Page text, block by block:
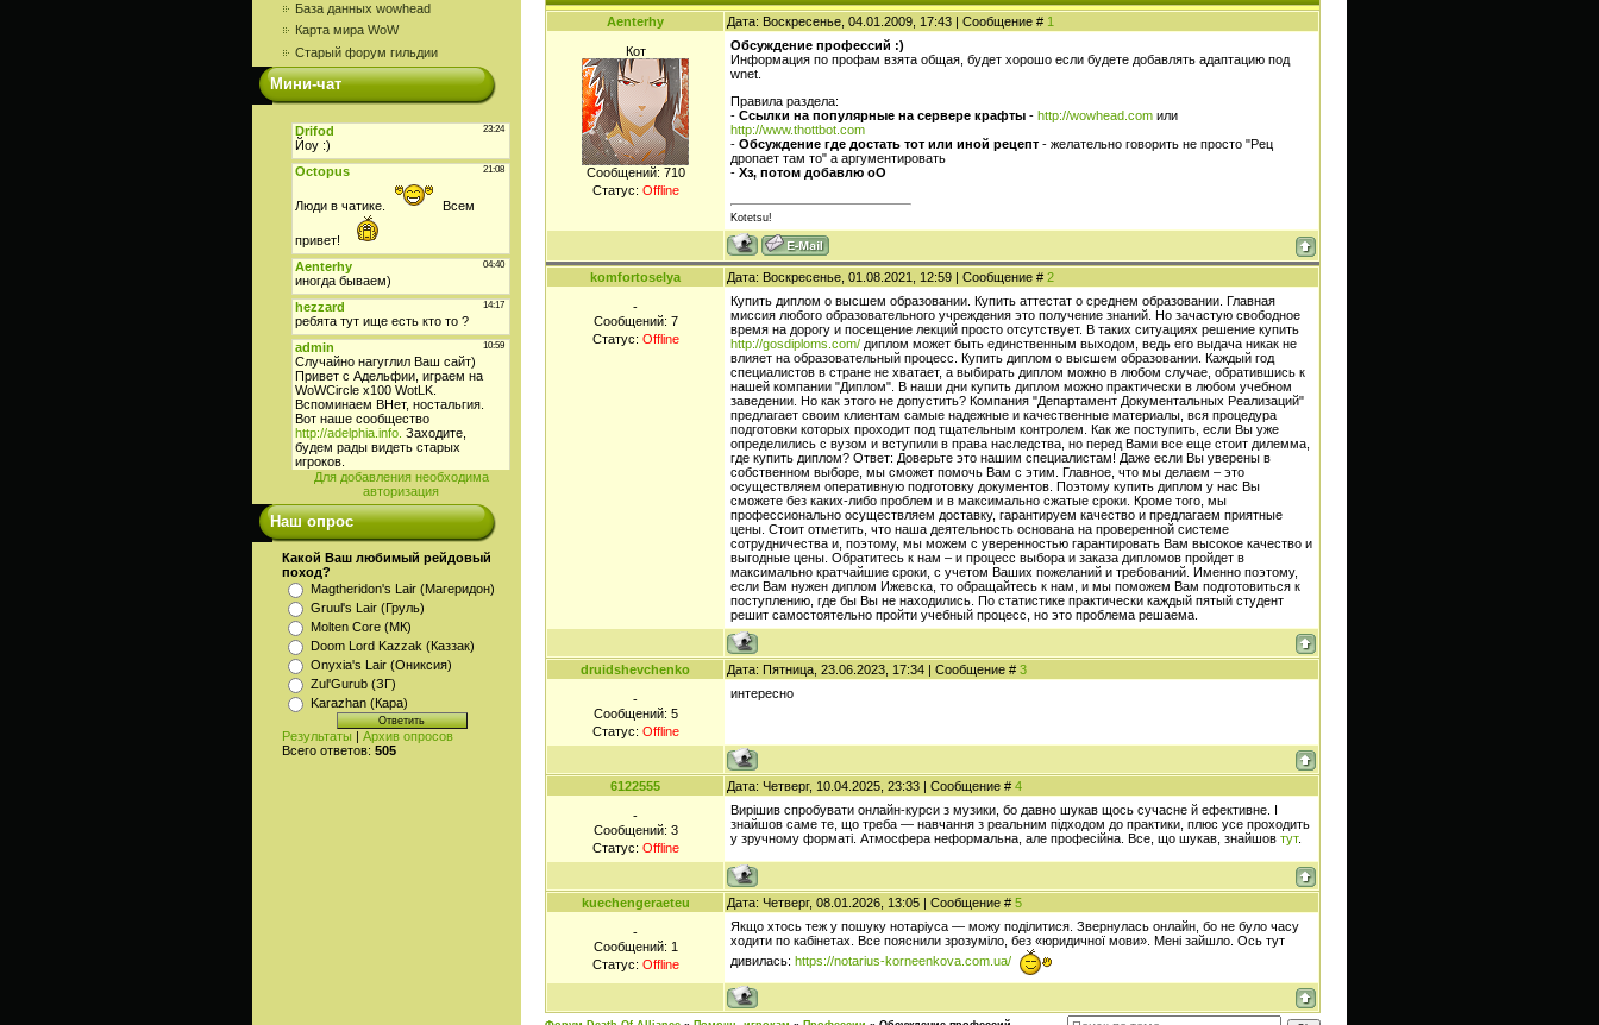
База данных wowhead
Карта мира WoW
Старый форум гильдии
Мини-чат
Для добавления необходима
авторизация
Наш опрос
Какой Ваш любимый рейдовый
поход?
Magtheridon's Lair (Магеридон)
Gruul's Lair (Груль)
Molten Core (МК)
Doom Lord Kazzak (Каззак)
Onyxia's Lair (Ониксия)
Zul'Gurub (ЗГ)
Karazhan (Кара)
Результаты | Архив опросов
Всего ответов: 505
Aenterhy Дата: Воскресенье, 04.01.2009, 17:43 | Сообщение # 1
Кот
Сообщений: 710
Статус: Offline
Обсуждение профессий :)
Информация по профам взята общая, будет хорошо если будете добавлять адаптацию под
wnet.
Правила раздела:
- Ссылки на популярные на сервере крафты - http://wowhead.com или
http://www.thottbot.com
- Обсуждение где достать тот или иной рецепт - желательно говорить не просто "Рец
дропает там то" а аргументировать
- Хз, потом добавлю оО
Kotetsu!
komfortoselya Дата: Воскресенье, 01.08.2021, 12:59 | Сообщение # 2
-
Сообщений: 7
Статус: Offline
Купить диплом о высшем образовании. Купить аттестат о среднем образовании. Главная
миссия любого образовательного учреждения это получение знаний. Но зачастую свободное
время на дорогу и посещение лекций просто отсутствует. В таких ситуациях решение купить
http://gosdiploms.com/ диплом может быть единственным выходом, ведь его выдача никак не
влияет на образовательный процесс. Купить диплом о высшем образовании. Каждый год
специалистов в стране не хватает, а выбирать диплом можно в любом случае, обратившись к
нашей компании "Диплом". В наши дни купить диплом можно практически в любом учебном
заведении. Но как этого не допустить? Компания "Департамент Документальных Реализаций"
предлагает своим клиентам самые надежные и качественные материалы, вся процедура
подготовки которых проходит под тщательным контролем. Как же поступить, если Вы уже
определились с вузом и вступили в права наследства, но перед Вами все еще стоит дилемма,
где купить диплом? Ответ: Доверьте это нашим специалистам! Даже если Вы уверены в
собственном выборе, мы сможет помочь Вам с этим. Главное, что мы делаем – это
осуществляем оперативную подготовку документов. Поэтому купить диплом у нас Вы
сможете без каких-либо проблем и в максимально сжатые сроки. Кроме того, мы
профессионально осуществляем доставку, гарантируем качество и предлагаем приятные
цены. Стоит отметить, что наша деятельность основана на проверенной системе
сотрудничества и, поэтому, мы можем с уверенностью гарантировать Вам высокое качество и
выгодные цены. Обратитесь к нам – и процесс выбора и заказа дипломов пройдет в
максимально кратчайшие сроки, с учетом Ваших пожеланий и требований. Именно поэтому,
если Вам нужен диплом Ижевска, то обращайтесь к нам, и мы поможем Вам подготовиться к
поступлению, где бы Вы не находились. По статистике практически каждый пятый студент
решит самостоятельно пройти учебный процесс, но это проблема решаема.
druidshevchenko Дата: Пятница, 23.06.2023, 17:34 | Сообщение # 3
-
Сообщений: 5
Статус: Offline
интересно
6122555 Дата: Четверг, 10.04.2025, 23:33 | Сообщение # 4
-
Сообщений: 3
Статус: Offline
Вирішив спробувати онлайн-курси з музики, бо давно шукав щось сучасне й ефективне. І
знайшов саме те, що треба — навчання з реальним підходом до практики, плюс усе проходить
у зручному форматі. Атмосфера неформальна, але професійна. Все, що шукав, знайшов тут.
kuechengeraeteu Дата: Четверг, 08.01.2026, 13:05 | Сообщение # 5
-
Сообщений: 1
Статус: Offline
Якщо хтось теж у пошуку нотаріуса — можу поділитися. Звернулась онлайн, бо не було часу
ходити по кабінетах. Все пояснили зрозуміло, без «юридичної мови». Мені зайшло. Ось тут
дивилась: https://notarius-korneenkova.com.ua/